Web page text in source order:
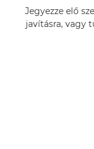
Jegyezze elő
javításra, vagy